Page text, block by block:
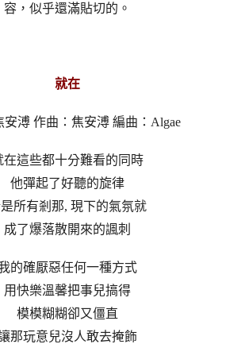
容，似乎還滿貼切的。
就在
安溥 作曲：焦安溥 編曲：Algae
在這些都十分難看的同時
他彈起了好聽的旋律
所有剎那, 現下的氣氛就
成了爆落散開來的諷刺
的確厭惡任何一種方式
用快樂溫馨把事兒搞得
模模糊糊卻又僵直
那玩意兒沒人敢去掩飾